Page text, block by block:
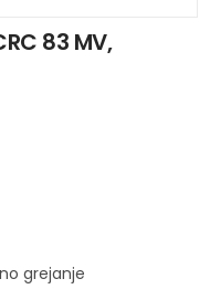
83 MV,
grejanje